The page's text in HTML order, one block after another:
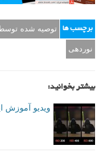
برچسب ها توصیه شده
نوردهی
بیشتر بخوانید:
ویدیو آموزش